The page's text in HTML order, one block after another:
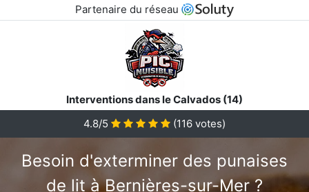
Partenaire du réseau
Interventions dans le Calvados (14)
4.8/5 (116 votes)
Besoin d'exterminer des punaises
de lit à Bernières-sur-Mer ?